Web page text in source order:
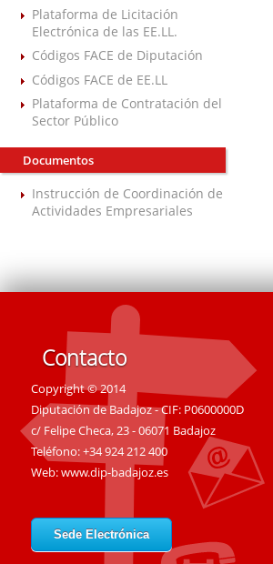
Plataforma de Licitación
Electrónica de las EE.LL.
Códigos FACE de Diputación
Códigos FACE de EE.LL
Plataforma de Contratación del
Sector Público
Documentos
Instrucción de Coordinación de
Actividades Empresariales
Contacto
Copyright © 2014
Diputación de Badajoz - CIF: P0600000D
c/ Felipe Checa, 23 - 06071 Badajoz
Teléfono: +34 924 212 400
Web:www.dip-badajoz.es
Sede Electrónica